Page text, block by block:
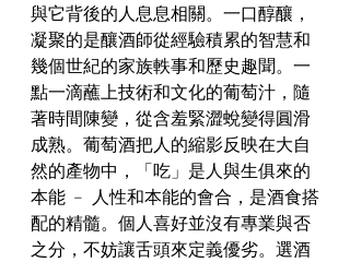
與它背後的人息息相關。一口醇釀，
凝聚的是釀酒師從經驗積累的智慧和
幾個世紀的家族軼事和歷史趣聞。一
點一滴蘸上技術和文化的葡萄汁，隨
著時間陳變，從含羞緊澀蛻變得圓滑
成熟。葡萄酒把人的縮影反映在大自
然的產物中，「吃」是人與生俱來的
本能 ﹣ 人性和本能的會合，是酒食搭
配的精髓。個人喜好並沒有專業與否
之分，不妨讓舌頭來定義優劣。選酒